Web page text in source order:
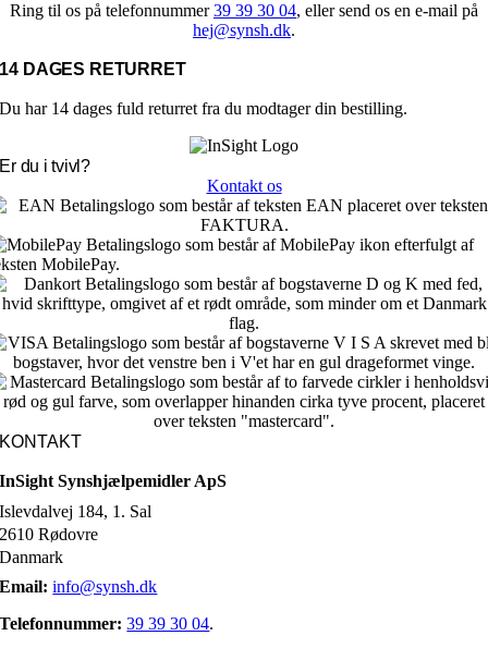
Ring til os på telefonnummer39 39 30 04, eller send os en e-mail på
hej@synsh.dk.
14 DAGES RETURRET
Du har 14 dages fuld returret fra du modtager din bestilling.
Er du i tvivl?
Kontakt os
KONTAKT
InSight Synshjælpemidler ApS
Islevdalvej 184, 1. Sal
2610 Rødovre
Danmark
Email: info@synsh.dk
Telefonnummer: 39 39 30 04.